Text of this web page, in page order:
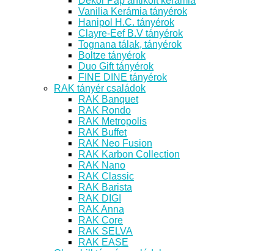
Vanilia Kerámia tányérok
Hanipol H.C. tányérok
Clayre-Eef B.V tányérok
Tognana tálak, tányérok
Boltze tányérok
Duo Gift tányérok
FINE DINE tányérok
RAK tányér családok
RAK Banquet
RAK Rondo
RAK Metropolis
RAK Buffet
RAK Neo Fusion
RAK Karbon Collection
RAK Nano
RAK Classic
RAK Barista
RAK DIGI
RAK Anna
RAK Core
RAK SELVA
RAK EASE